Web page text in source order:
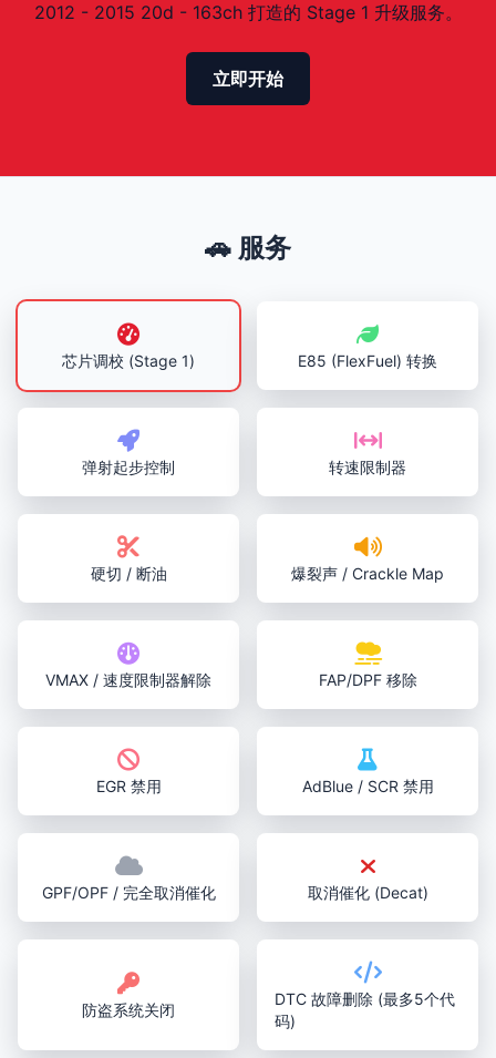
2012 - 2015 20d - 163ch 打造的 Stage 1 升级服务。
立即开始
🚗 服务
芯片调校 (Stage 1) E85 (FlexFuel) 转换
弹射起步控制 转速限制器
硬切 / 断油 爆裂声 / Crackle Map
VMAX / 速度限制器解除 FAP/DPF 移除
EGR 禁用 AdBlue / SCR 禁用
GPF/OPF / 完全取消催化 取消催化 (Decat)
防盗系统关闭
DTC 故障删除 (最多5个代
码)